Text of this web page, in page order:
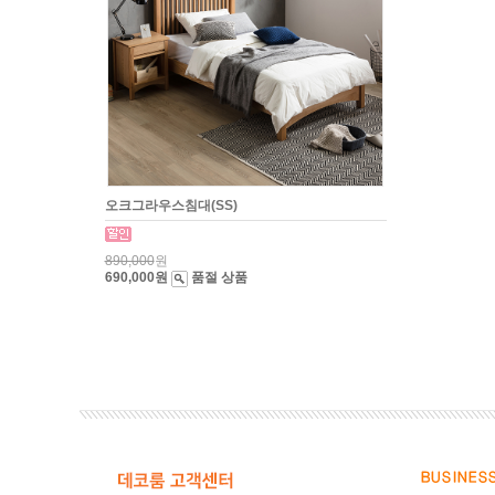
오크그라우스침대(SS)
890,000원
690,000원
품절 상품